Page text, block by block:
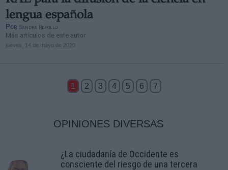
lengua española
Por Sandra Repollo
Más artículos de este autor
jueves, 14 de mayo de 2020
1 2 3 4 5 6 7
OPINIONES DIVERSAS
¿La ciudadanía de Occidente es
consciente del riesgo de una tercera